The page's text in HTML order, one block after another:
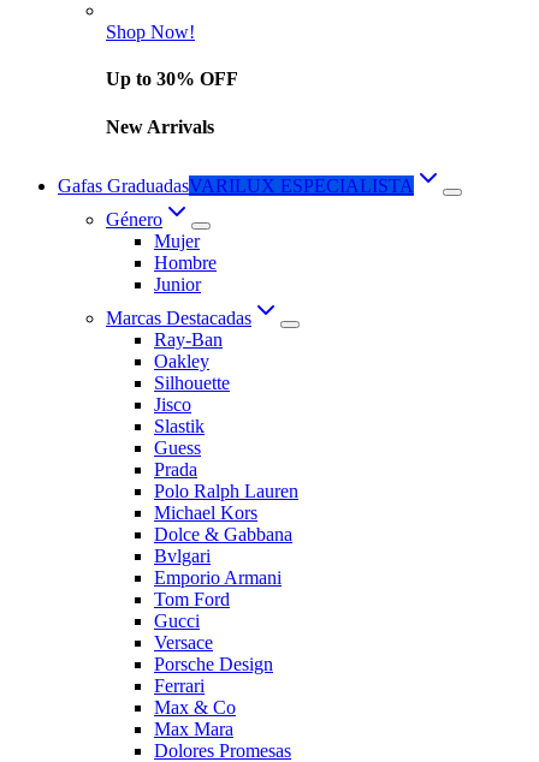
Shop Now!
Up to 30% OFF
New Arrivals
Gafas GraduadasVARILUX ESPECIALISTA
Género
Mujer
Hombre
Junior
Marcas Destacadas
Ray-Ban
Oakley
Silhouette
Jisco
Slastik
Guess
Prada
Polo Ralph Lauren
Michael Kors
Dolce & Gabbana
Bvlgari
Emporio Armani
Tom Ford
Gucci
Versace
Porsche Design
Ferrari
Max & Co
Max Mara
Dolores Promesas